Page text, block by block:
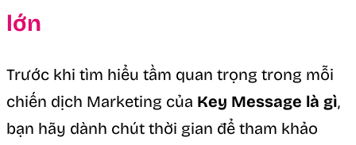
lớn
Trước khi tìm hiểu tầm quan trọng trong mỗi
chiến dịch Marketing của Key Message là gì,
bạn hãy dành chút thời gian để tham khảo